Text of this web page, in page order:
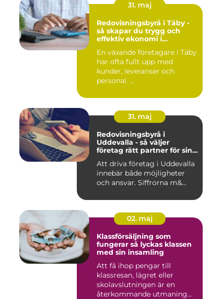
31. maj
Redovisningsbyrå i Täby -
så skapar du trygg och
effektiv ekonomi i
En växande företagare i Täby
har ofta fullt upp med
kunder, leveranser och
personal. ...
31. maj
Redovisningsbyrå i
Uddevalla - så väljer
företag rätt partner för sin
Att driva företag i Uddevalla
innebär både möjligheter
och ansvar. Siffrorna m&...
02. maj
Klassförsäljning som
fungerar så lyckas klassen
med sin insamling
Att få ihop pengar till
klassresan, lägret eller
skolavslutningen är en
återkommande utmaning